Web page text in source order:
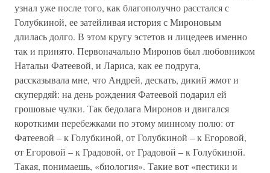
узнал уже после того, как благополучно расстался с
Голубкиной, ее затейливая история с Мироновым
длилась долго. В этом кругу эстетов и лицедеев именно
так и принято. Первоначально Миронов был любовником
Натальи Фатеевой, и Лариса, как ее подруга,
рассказывала мне, что Андрей, дескать, дикий жмот и
скупердяй: на день рождения Фатеевой подарил ей
грошовые чулки. Так бедолага Миронов и двигался
короткими перебежками по этому минному полю: от
Фатеевой – к Голубкиной, от Голубкиной – к Егоровой,
от Егоровой – к Градовой, от Градовой – к Голубкиной.
Такая, понимаешь, «биология». Такие вот «пестики и